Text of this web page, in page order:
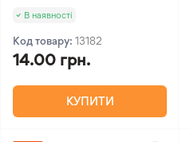
В наявності
Код товару: 13182
14.00 грн.
КУПИТИ